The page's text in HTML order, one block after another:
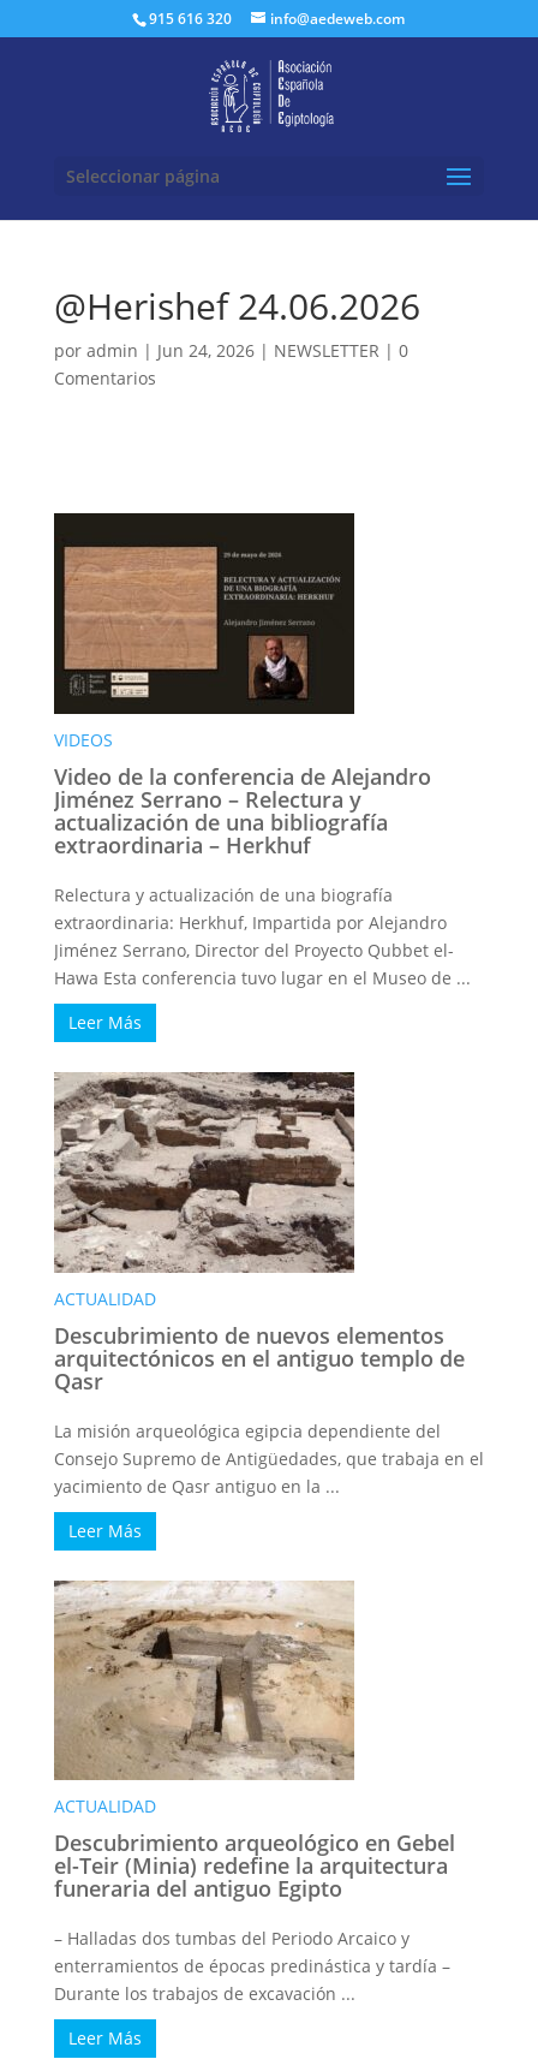
915 616 320 info@aedeweb.com
Seleccionar página
@Herishef 24.06.2026
por admin | Jun 24, 2026| NEWSLETTER | 0
Comentarios
VIDEOS
Video de la conferencia de Alejandro
Jiménez Serrano – Relectura y
actualización de una bibliografía
extraordinaria – Herkhuf
Relectura y actualización de una biografía
extraordinaria: Herkhuf, Impartida por Alejandro
Jiménez Serrano, Director del Proyecto Qubbet el-
Hawa Esta conferencia tuvo lugar en el Museo de ...
Leer Más
ACTUALIDAD
Descubrimiento de nuevos elementos
arquitectónicos en el antiguo templo de
Qasr
La misión arqueológica egipcia dependiente del
Consejo Supremo de Antigüedades, que trabaja en el
yacimiento de Qasr antiguo en la ...
Leer Más
ACTUALIDAD
Descubrimiento arqueológico en Gebel
el-Teir (Minia) redefine la arquitectura
funeraria del antiguo Egipto
– Halladas dos tumbas del Periodo Arcaico y
enterramientos de épocas predinástica y tardía –
Durante los trabajos de excavación ...
Leer Más